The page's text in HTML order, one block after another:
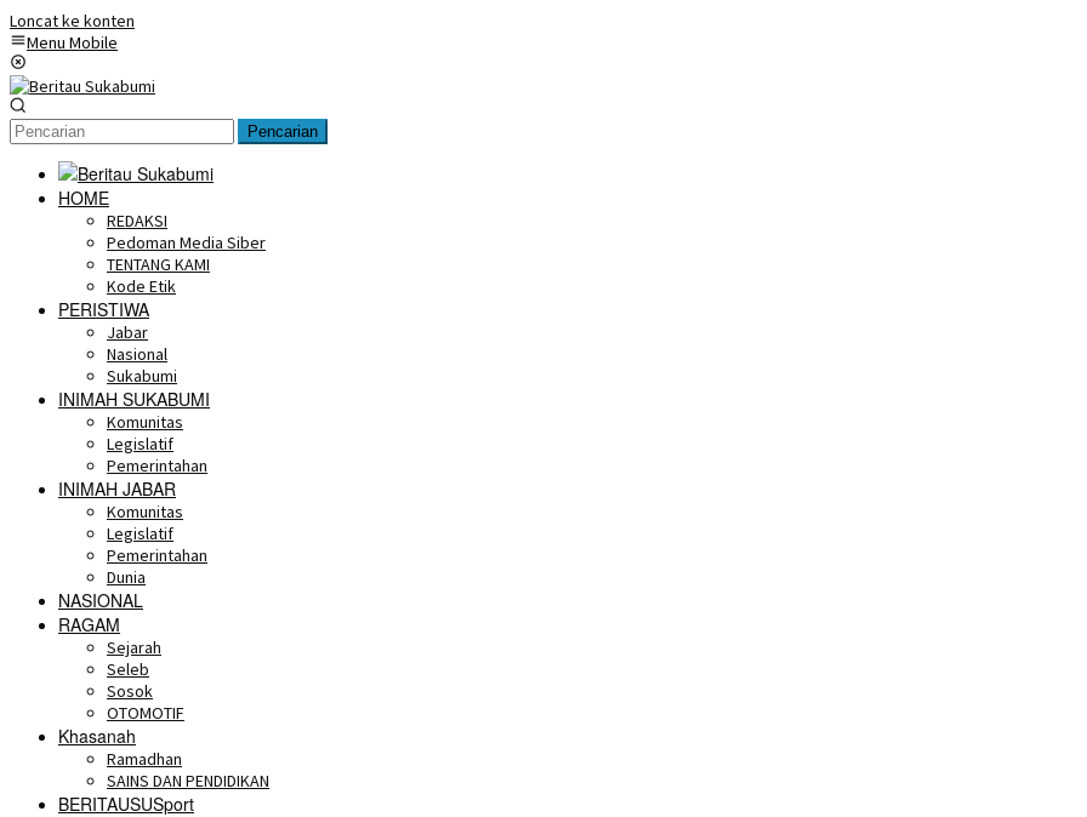
Loncat ke konten
Menu Mobile
Pencarian
HOME
REDAKSI
Pedoman Media Siber
TENTANG KAMI
Kode Etik
PERISTIWA
Jabar
Nasional
Sukabumi
INIMAH SUKABUMI
Komunitas
Legislatif
Pemerintahan
INIMAH JABAR
Komunitas
Legislatif
Pemerintahan
Dunia
NASIONAL
RAGAM
Sejarah
Seleb
Sosok
OTOMOTIF
Khasanah
Ramadhan
SAINS DAN PENDIDIKAN
BERITAUSUSport